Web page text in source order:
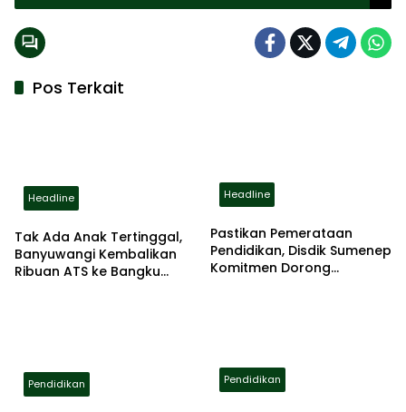
Pos Terkait
Headline
Tak Ada Anak Tertinggal,
Banyuwangi Kembalikan
Ribuan ATS ke Bangku
Headline
Pastikan Pemerataan
Pendidikan, Disdik Sumenep
Komitmen Dorong
Pendidikan Pendidikan